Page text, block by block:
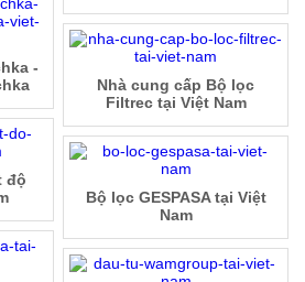
-
Nhà cung cấp Bộ lọc
Filtrec tại Việt Nam
độ
Bộ lọc GESPASA tại Việt
Nam